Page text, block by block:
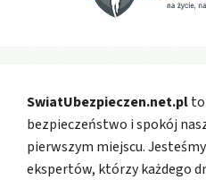
SwiatUbezpieczen.net.pl
bezpieczeństwo i spokój
pierwszym miejscu.
ekspertów, którzy każdego